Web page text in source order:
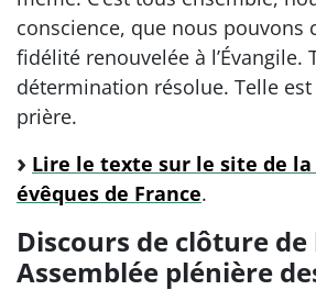
conscience, que nous pouvons
fidélité renouvelée à l’Évangile.
détermination résolue. Telle
prière.
Lire le texte sur le site de la
évêques de France.
Discours de clôture de
Assemblée plénière